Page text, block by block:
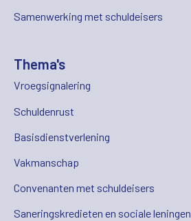
Samenwerking met schuldeisers
Thema's
Vroegsignalering
Schuldenrust
Basisdienstverlening
Vakmanschap
Convenanten met schuldeisers
Saneringskredieten en sociale leningen